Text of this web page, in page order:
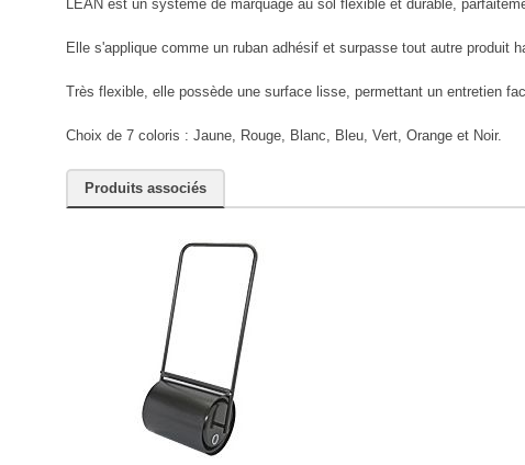
LEAN est un système de marquage au sol flexible et durable,
Elle s'applique comme un ruban adhésif et surpasse tout autre produit
Très flexible, elle possède une surface lisse, permettant un entretien
Choix de 7 coloris : Jaune, Rouge, Blanc, Bleu, Vert, Orange et Noir.
Produits associés